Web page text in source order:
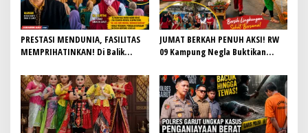
PRESTASI MENDUNIA, FASILITAS
MEMPRIHATINKAN! Di Balik
Lapangan Hoki Rusak, Masjid Tak
Lagi Mampu Tampung Jamaah,
Penjualan Seragam Ikut Jadi
Sorotan
JUMAT BERKAH PENUH AKSI! RW
09 Kampung Negla Buktikan
Slogan, Warga Bersatu Sambut
HUT RI ke-81